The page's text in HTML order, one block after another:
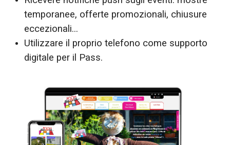
temporanee, offerte promozionali, chiusure
eccezionali...
Utilizzare il proprio telefono come supporto
digitale per il Pass.